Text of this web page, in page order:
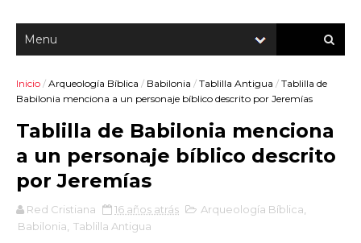
Inicio / Arqueología Bíblica / Babilonia / Tablilla Antigua / Tablilla de
Babilonia menciona a un personaje bíblico descrito por Jeremías
Tablilla de Babilonia menciona
a un personaje bíblico descrito
por Jeremías
Red Cristiana 16 años atrás Arqueología Bíblica
Babilonia Tablilla Antigua